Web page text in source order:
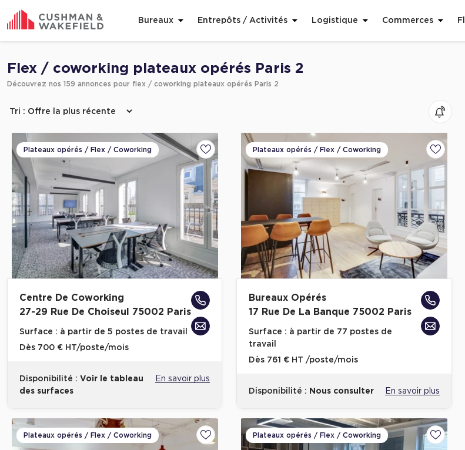
Bureaux Entrepôts / Activités Logistique Commerces
Flex / coworking plateaux opérés Paris 2
Découvrez nos 159 annonces pour flex / coworking plateaux opérés Paris 2
Plateaux opérés / Flex / Coworking
Ajouter aux favoris
Centre De Coworking
27-29 Rue De Choiseul 75002 Paris
Surface : à partir de 5 postes de travail
Dès 700 € HT/poste/mois
Disponibilité : Voir le tableau
des surfaces
En savoir plus
Plateaux opérés / Flex / Coworking
Ajouter
Bureaux Opérés
17 Rue De La Banque 75002 Paris
Surface : à partir de 77 postes de
travail
Dès 761 € HT /poste/mois
Disponibilité : Nous consulter En savoir plus
Plateaux opérés / Flex / Coworking
Ajouter aux favoris
Plateaux opérés / Flex / Coworking
Ajouter